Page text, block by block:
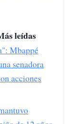
leídas
Mbappé
senadora
acciones